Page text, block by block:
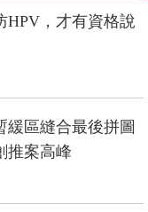
HPV，才有資格說
緩區縫合最後拼圖
推案高峰